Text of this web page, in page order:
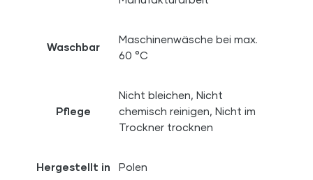
Waschbar
Maschinenwäsche bei max.
60 °C
Pflege
Nicht bleichen, Nicht
chemisch reinigen, Nicht im
Trockner trocknen
Hergestellt in Polen